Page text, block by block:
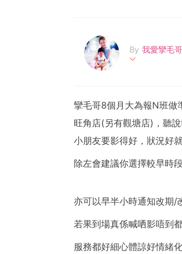
By 我愛攣毛哥
內到外都美的
攣毛哥8個月大為報N班做
旺角店(另有觀塘店)，聽
小朋友要影得好，狀況好
除左會建議你選擇較早時
亦可以早半小時通知改期/
若果到場真係喊哂影唔到
服務都好細心體諒好情緒